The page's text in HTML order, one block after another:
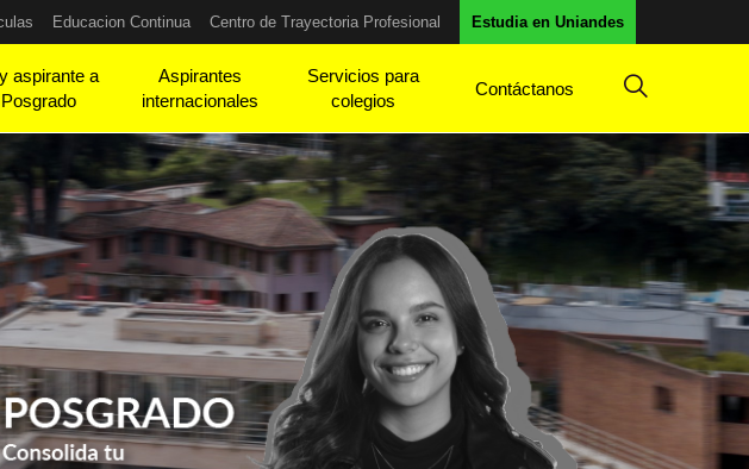
Educacion Continua Centro de Trayectoria Profesional Estudia en Uniandes
aspirante a
Posgrado
Aspirantes
internacionales
Servicios para
colegios
Contáctanos